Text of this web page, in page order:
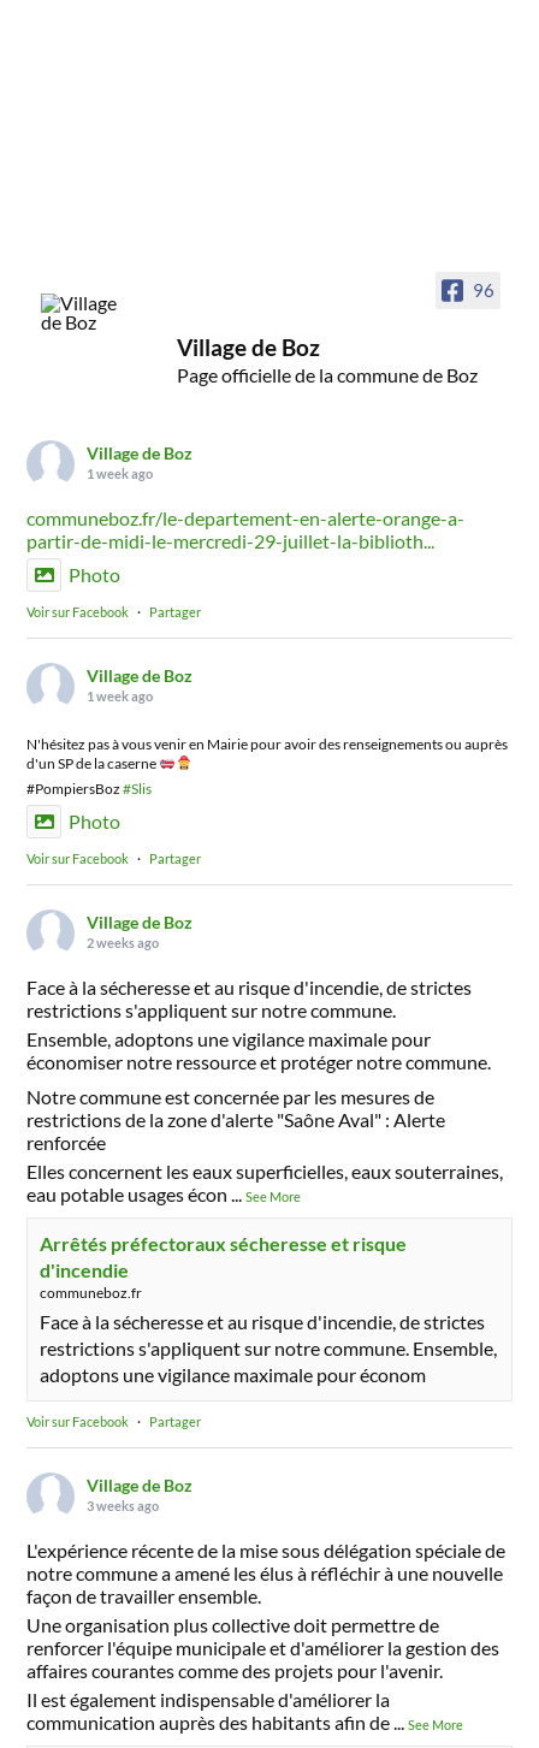
96
Village de Boz
Page officielle de la commune de Boz
Village de Boz
1 week ago
communeboz.fr/le-departement-en-alerte-orange-a-
partir-de-midi-le-mercredi-29-juillet-la-biblioth...
Photo
Voir sur Facebook · Partager
Village de Boz
1 week ago
N'hésitez pas à vous venir en Mairie pour avoir des renseignements ou auprès
d'un SP de la caserne
#PompiersBoz#Slis
Photo
Voir sur Facebook · Partager
Village de Boz
2 weeks ago
Face à la sécheresse et au risque d'incendie, de strictes
restrictions s'appliquent sur notre commune.
Ensemble, adoptons une vigilance maximale pour
économiser notre ressource et protéger notre commune.
Notre commune est concernée par les mesures de
restrictions de la zone d'alerte "Saône Aval" : Alerte
renforcée
Elles concernent les eaux superficielles, eaux souterraines,
eau potable usages écon
...See More
Arrêtés préfectoraux sécheresse et risque
d'incendie
communeboz.fr
Face à la sécheresse et au risque d'incendie, de strictes
restrictions s'appliquent sur notre commune. Ensemble,
adoptons une vigilance maximale pour économ
Voir sur Facebook · Partager
Village de Boz
3 weeks ago
L'expérience récente de la mise sous délégation spéciale de
notre commune a amené les élus à réfléchir à une nouvelle
façon de travailler ensemble.
Une organisation plus collective doit permettre de
renforcer l'équipe municipale et d'améliorer la gestion des
affaires courantes comme des projets pour l'avenir.
Il est également indispensable d'améliorer la
communication auprès des habitants afin de
...See More